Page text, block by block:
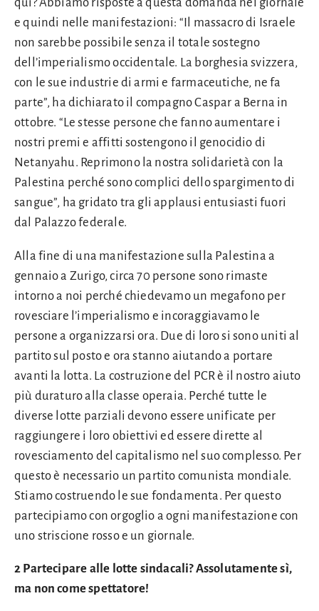
e quindi nelle manifestazioni: “Il massacro di Israele
non sarebbe possibile senza il totale sostegno
dell’imperialismo occidentale. La borghesia svizzera,
con le sue industrie di armi e farmaceutiche, ne fa
parte”, ha dichiarato il compagno Caspar a Berna in
ottobre. “Le stesse persone che fanno aumentare i
nostri premi e affitti sostengono il genocidio di
Netanyahu. Reprimono la nostra solidarietà con la
Palestina perché sono complici dello spargimento di
sangue”, ha gridato tra gli applausi entusiasti fuori
dal Palazzo federale.
Alla fine di una manifestazione sulla Palestina a
gennaio a Zurigo, circa 70 persone sono rimaste
intorno a noi perché chiedevamo un megafono per
rovesciare l’imperialismo e incoraggiavamo le
persone a organizzarsi ora. Due di loro si sono uniti al
partito sul posto e ora stanno aiutando a portare
avanti la lotta. La costruzione del PCR è il nostro aiuto
più duraturo alla classe operaia. Perché tutte le
diverse lotte parziali devono essere unificate per
raggiungere i loro obiettivi ed essere dirette al
rovesciamento del capitalismo nel suo complesso. Per
questo è necessario un partito comunista mondiale.
Stiamo costruendo le sue fondamenta. Per questo
partecipiamo con orgoglio a ogni manifestazione con
uno striscione rosso e un giornale.
2 Partecipare alle lotte sindacali? Assolutamente sì,
ma non come spettatore!